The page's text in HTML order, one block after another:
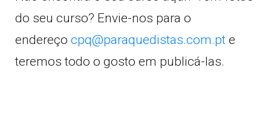
do seu curso? Envie-nos para o
endereço cpq@paraquedistas.com.pt e
teremos todo o gosto em publicá-las.